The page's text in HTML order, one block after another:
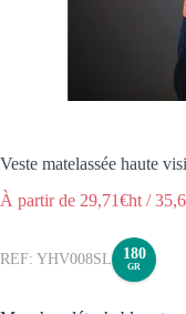
Veste matelassée haute
À partir de 29,71€ht /
YHV008SL 180
GR